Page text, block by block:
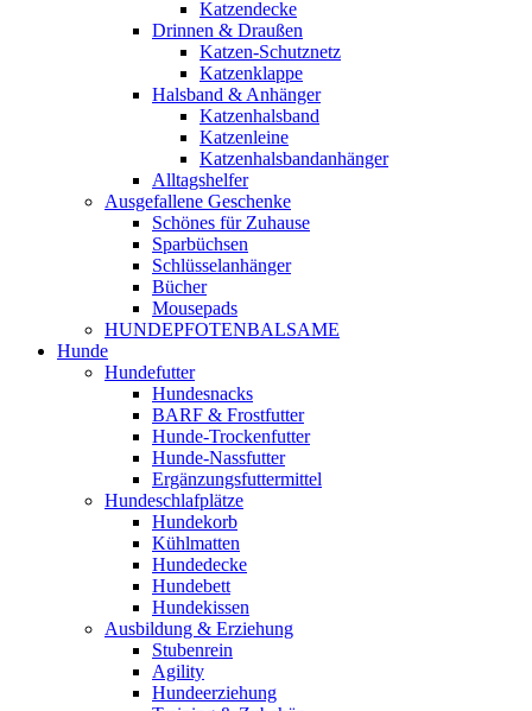
Katzendecke
Drinnen & Draußen
Katzen-Schutznetz
Katzenklappe
Halsband & Anhänger
Katzenhalsband
Katzenleine
Katzenhalsbandanhänger
Alltagshelfer
Ausgefallene Geschenke
Schönes für Zuhause
Sparbüchsen
Schlüsselanhänger
Bücher
Mousepads
HUNDEPFOTENBALSAME
Hunde
Hundefutter
Hundesnacks
BARF & Frostfutter
Hunde-Trockenfutter
Hunde-Nassfutter
Ergänzungsfuttermittel
Hundeschlafplätze
Hundekorb
Kühlmatten
Hundedecke
Hundebett
Hundekissen
Ausbildung & Erziehung
Stubenrein
Agility
Hundeerziehung